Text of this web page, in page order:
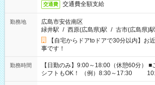
交通費 交通費全額支給
勤務地
広島市安佐南区
緑井駅 / 西原(広島県)駅 / 古市(広島県)駅
【自宅からドアtoドアで30分以内】お
事です！
勤務時間
【日勤のみ】9:00～18:00（休憩60分） ■ご希望があればその他
シフトもOK！ （例）8:30～17:30
「家族とお休みを合わせたい」 「余裕を